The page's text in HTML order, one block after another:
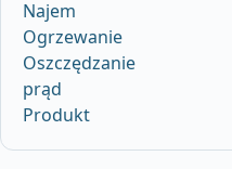
Najem
Ogrzewanie
Oszczędzanie
prąd
Produkt